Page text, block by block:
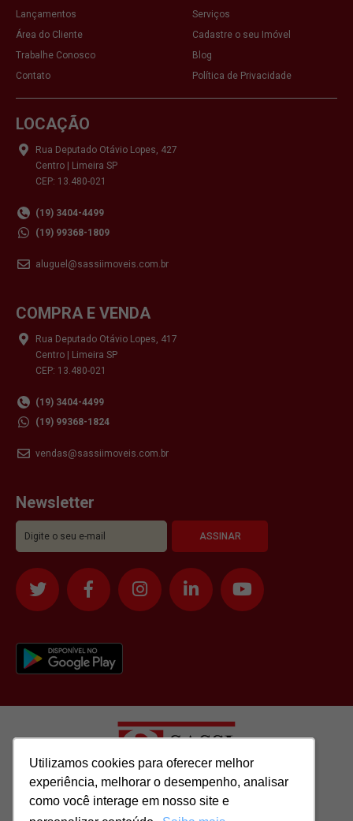
Utilizamos cookies para oferecer melhor
experiência, melhorar o desempenho, analisar
como você interage em nosso site e
Utilizamos cookies para oferecer melhor
experiência, melhorar o desempenho, analisar
como você interage em nosso site e
Lançamentos
Serviços
Área do Cliente
Cadastre o seu Imóvel
Trabalhe Conosco
Blog
Contato
Política de Privacidade
LOCAÇÃO
Rua Deputado Otávio Lopes, 427
Centro | Limeira SP
CEP: 13.480-021
(19) 3404-4499
(19) 99368-1809
aluguel@sassiimoveis.com.br
COMPRA E VENDA
Rua Deputado Otávio Lopes, 417
Centro | Limeira SP
CEP: 13.480-021
(19) 3404-4499
(19) 99368-1824
vendas@sassiimoveis.com.br
Newsletter
Todos os direitos reservados para: SASSI IMÓVEIS LTDA | CNPJ: